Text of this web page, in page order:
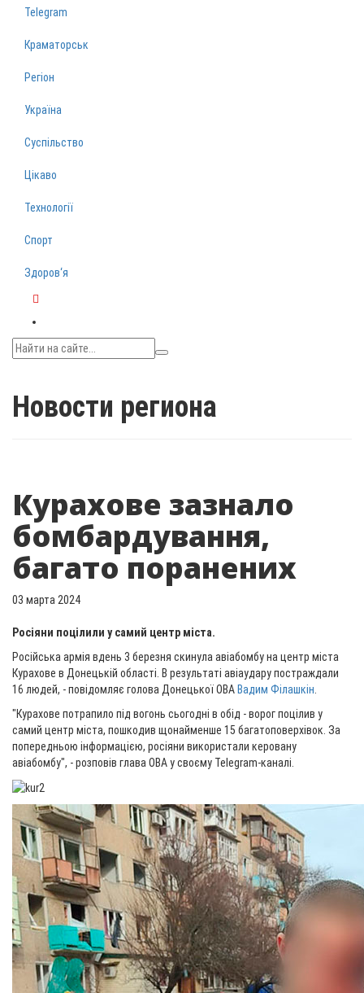
Telegram
Краматорськ
Регіон
Україна
Суспільство
Цікаво
Технології
Спорт
Здоров‘я
Новости региона
Курахове зазнало
бомбардування,
багато поранених
03 марта 2024
Росіяни поцілили у самий центр міста.
Російська армія вдень 3 березня скинула авіабомбу на центр міста
Курахове в Донецькій області. В результаті авіаудару постраждали
16 людей, - повідомляє голова Донецької ОВА Вадим Філашкін
"Курахове потрапило під вогонь сьогодні в обід - ворог поцілив у
самий центр міста, пошкодив щонайменше 15 багатоповерхівок. За
попередньою інформацією, росіяни використали керовану
авіабомбу", - розповів глава ОВА у своєму Telegram-каналі.